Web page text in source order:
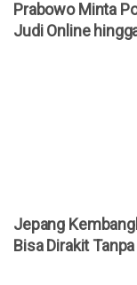
Prabowo Minta
Judi Online
Jepang
Bisa Dirakit